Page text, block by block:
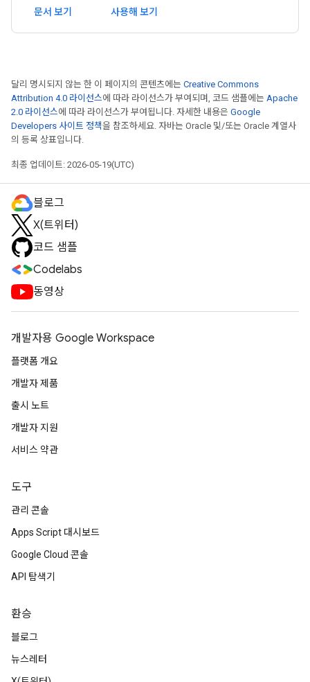
문서 보기 사용해 보기
달리 명시되지 않는 한 이 페이지의 콘텐츠에는 Creative Commons
Attribution 4.0 라이선스에 따라 라이선스가 부여되며, 코드 샘플에는 Apache
2.0 라이선스에 따라 라이선스가 부여됩니다. 자세한 내용은 Google
Developers 사이트 정책을 참조하세요. 자바는 Oracle 및/또는 Oracle 계열사
의 등록 상표입니다.
최종 업데이트: 2026-05-19(UTC)
블로그
X(트위터)
코드 샘플
Codelabs
동영상
개발자용 Google Workspace
플랫폼 개요
개발자 제품
출시 노트
개발자 지원
서비스 약관
도구
관리 콘솔
Apps Script 대시보드
Google Cloud 콘솔
API 탐색기
환승
블로그
뉴스레터